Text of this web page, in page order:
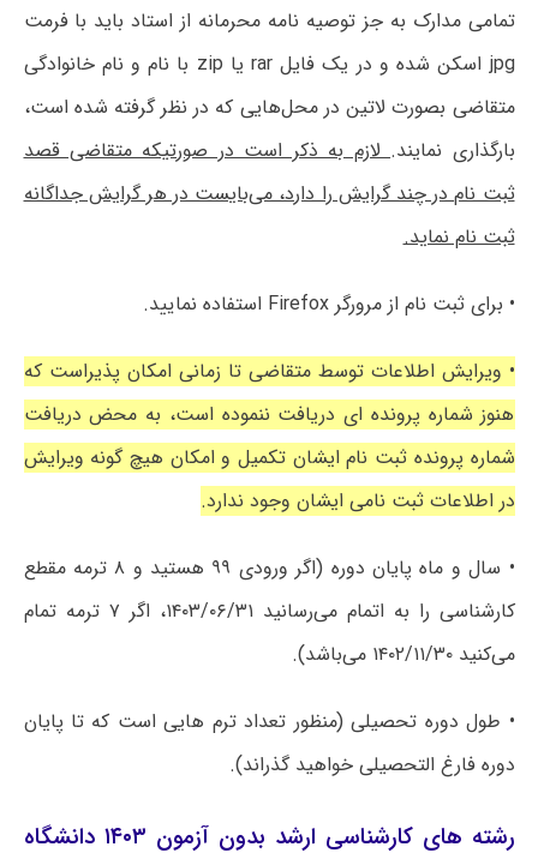
تمامی مدارک به جز توصیه نامه محرمانه از استاد باید با فرمت
jpg اسکن شده و در یک فایل rar یا zip با نام و نام خانوادگی
متقاضی بصورت لاتین در محل‌هایی که در نظر گرفته شده است،
بارگذاری نمایند.لازم به ذکر است در صورتیکه متقاضی قصد
ثبت نام در چند گرایش را دارد، می‌بایست در هر گرایش جداگانه
ثبت نام نماید.
• برای ثبت نام از مرورگر Firefox استفاده نمایید.
• ویرایش اطلاعات توسط متقاضی تا زمانی امکان پذیراست که
هنوز شماره پرونده ای دریافت ننموده است، به محض دریافت
شماره پرونده ثبت نام ایشان تکمیل و امکان هیچ گونه ویرایش
در اطلاعات ثبت نامی ایشان وجود ندارد.
• سال و ماه پایان دوره (اگر ورودی ۹۹ هستید و ۸ ترمه مقطع
کارشناسی را به اتمام می‌رسانید ۱۴۰۳/۰۶/۳۱، اگر ۷ ترمه تمام
می‌کنید ۱۴۰۲/۱۱/۳۰ می‌باشد).
• طول دوره تحصیلی (منظور تعداد ترم هایی است که تا پایان
دوره فارغ التحصیلی خواهید گذراند).
رشته های کارشناسی ارشد بدون آزمون ۱۴۰۳ دانشگاه